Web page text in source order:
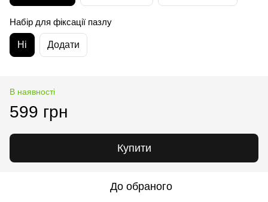
Набір для фіксації пазлу
Ні Додати
В наявності
599 грн
Купити
До обраного